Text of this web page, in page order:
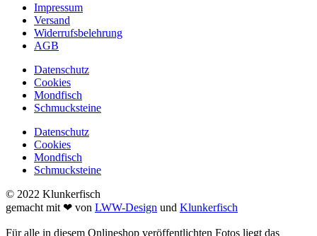
Impressum
Versand
Widerrufsbelehrung
AGB
Datenschutz
Cookies
Mondfisch
Schmucksteine
Datenschutz
Cookies
Mondfisch
Schmucksteine
© 2022 Klunkerfisch
gemacht mit ❤ von LWW-Design und Klunkerfisch
Für alle in diesem Onlineshop veröffentlichten Fotos liegt das